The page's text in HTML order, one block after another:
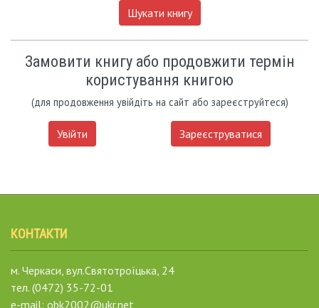
Шукати книгу
Замовити книгу або продовжити термін
користування книгою
(для продовження увійдіть на сайт або зареєструйтеся)
Увійти Зареєструватися
КОНТАКТИ
м. Черкаси, вул.Святотроїцька, 24
тел. (0472) 35-72-01
e-mail: obk2002@ukr.net